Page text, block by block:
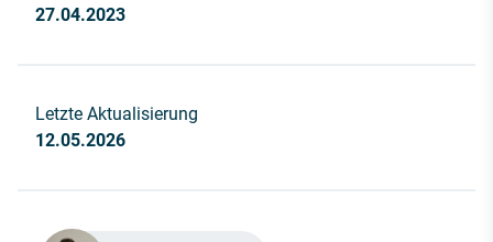
27.04.2023
Letzte Aktualisierung
12.05.2026